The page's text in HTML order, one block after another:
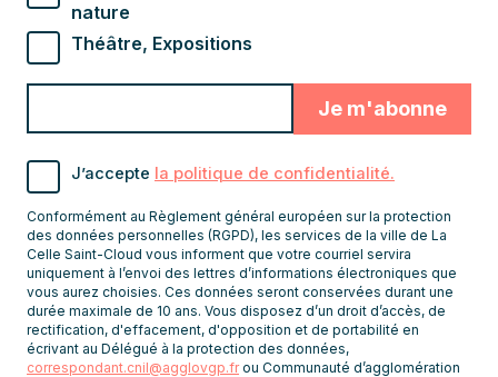
nature
Théâtre, Expositions
recevoir
les
newsletters
J’accepte la politique de confidentialité.
Conformément au Règlement général européen sur la protection
des données personnelles (RGPD), les services de la ville de La
Celle Saint-Cloud vous informent que votre courriel servira
uniquement à l’envoi des lettres d’informations électroniques que
vous aurez choisies. Ces données seront conservées durant une
durée maximale de 10 ans. Vous disposez d’un droit d’accès, de
rectification, d'effacement, d'opposition et de portabilité en
écrivant au Délégué à la protection des données,
correspondant.cnil@agglovgp.frou Communauté d’agglomération